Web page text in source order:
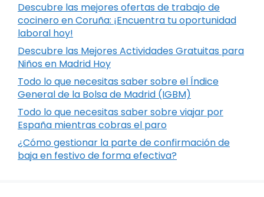
Descubre las mejores ofertas de trabajo de
cocinero en Coruña: ¡Encuentra tu oportunidad
laboral hoy!
Descubre las Mejores Actividades Gratuitas para
Niños en Madrid Hoy
Todo lo que necesitas saber sobre el Índice
General de la Bolsa de Madrid (IGBM)
Todo lo que necesitas saber sobre viajar por
España mientras cobras el paro
¿Cómo gestionar la parte de confirmación de
baja en festivo de forma efectiva?